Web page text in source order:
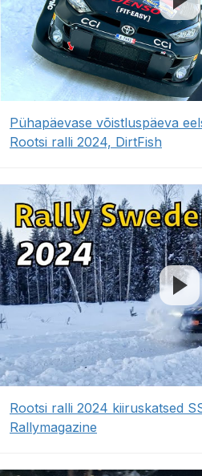
Pühapäevase võistluspäeva
Rootsi ralli 2024, DirtFish
Rootsi ralli 2024 kiiruskatsed
Rallymagazine